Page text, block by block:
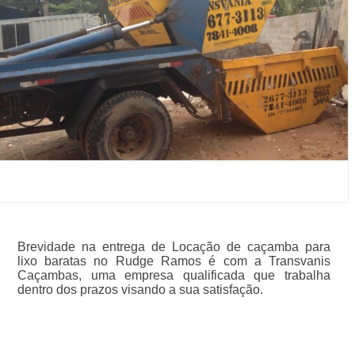
Brevidade na entrega de Locação de caçamba para
lixo baratas no Rudge Ramos é com a Transvanis
Caçambas, uma empresa qualificada que trabalha
dentro dos prazos visando a sua satisfação.